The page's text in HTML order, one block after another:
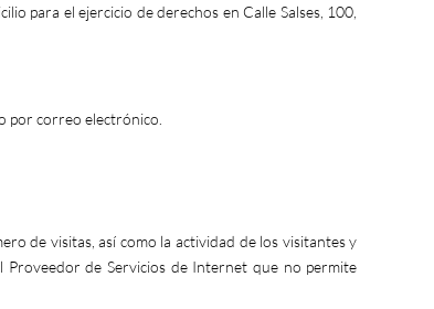
para el ejercicio de derechos en Calle Salses, 100,
por correo electrónico.
de visitas, así como la actividad de los visitantes y
Proveedor de Servicios de Internet que no permite